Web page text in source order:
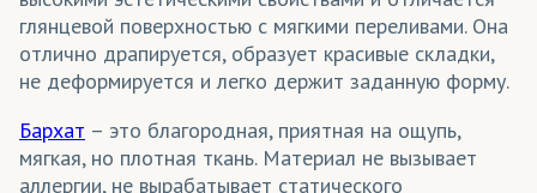
глянцевой поверхностью с мягкими переливами. Она
отлично драпируется, образует красивые складки,
не деформируется и легко держит заданную форму.
Бархат – это благородная, приятная на ощупь,
мягкая, но плотная ткань. Материал не вызывает
аллергии, не вырабатывает статического